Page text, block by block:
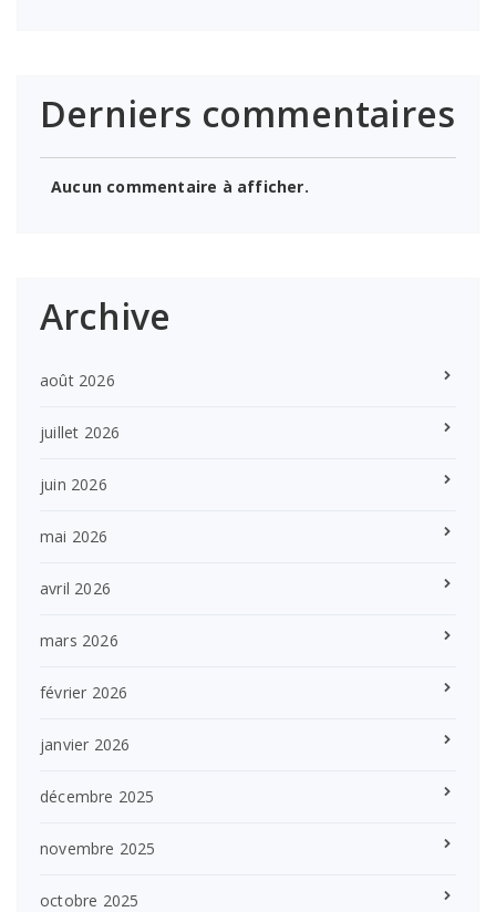
Derniers commentaires
Aucun commentaire à afficher.
Archive
août 2026
juillet 2026
juin 2026
mai 2026
avril 2026
mars 2026
février 2026
janvier 2026
décembre 2025
novembre 2025
octobre 2025